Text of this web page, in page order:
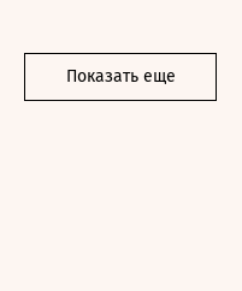
Показать еще